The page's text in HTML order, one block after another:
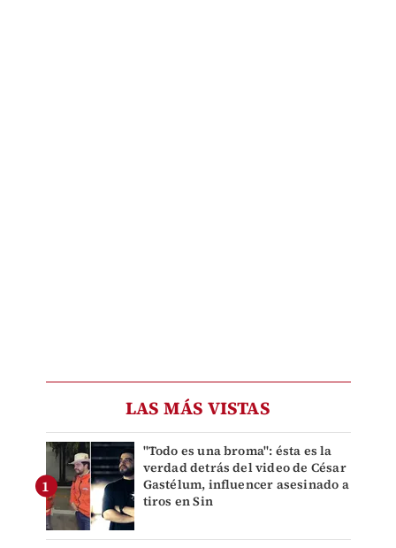
LAS MÁS VISTAS
"Todo es una broma": ésta es la
verdad detrás del video de César
Gastélum, influencer asesinado a
tiros en Sin